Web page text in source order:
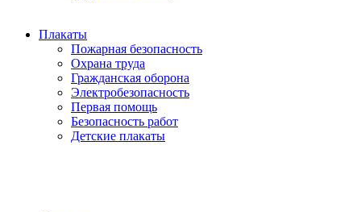
Плакаты
Пожарная безопасность
Охрана труда
Гражданская оборона
Электробезопасность
Первая помощь
Безопасность работ
Детские плакаты